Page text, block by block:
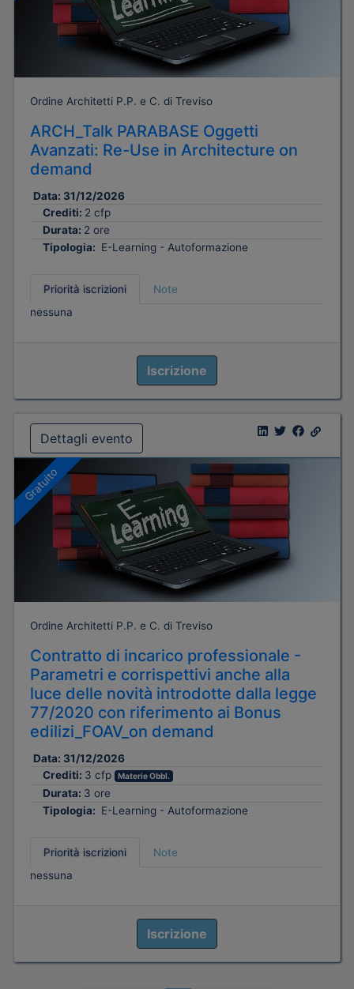
Ordine Architetti P.P. e C. di Treviso
ARCH_Talk PARABASE Oggetti
Avanzati: Re-Use in Architecture on
demand
Data: 31/12/2026
Crediti: 2 cfp
Durata: 2 ore
Tipologia: E-Learning - Autoformazione
Priorità iscrizioni
Note
nessuna
Iscrizione
Dettagli evento
Gratuito
Ordine Architetti P.P. e C. di Treviso
Contratto di incarico professionale -
Parametri e corrispettivi anche alla
luce delle novità introdotte dalla legge
77/2020 con riferimento ai Bonus
edilizi_FOAV_on demand
Data: 31/12/2026
Crediti: 3 cfp Materie Obbl.
Durata: 3 ore
Tipologia: E-Learning - Autoformazione
Priorità iscrizioni
Note
nessuna
Iscrizione